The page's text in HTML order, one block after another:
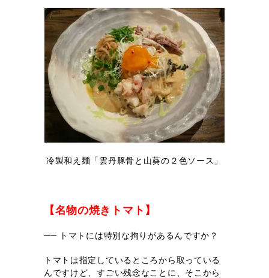
冷製和え麺「雲丹豚骨と山葵の２色ソース」
【名物の焼きトマト】
── トマトには特別な拘りがあるんですか？
トマトは指定しているところから取っている
んですけど、すごい残念なことに、そこから